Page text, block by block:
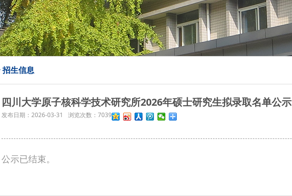
招生信息
四川大学原子核科学技术研究所2026年硕士研究生拟录取名单公示
发布日期： 2026-03-31 浏览次数： 7039
公示已结束。